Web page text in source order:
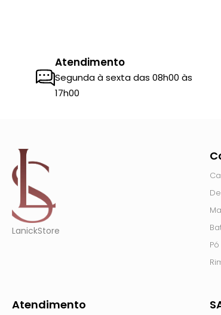
Atendimento
Segunda à sexta das 08h00 às
17h00
LanickStore
Pó
Atendimento